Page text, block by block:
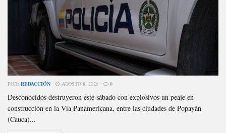
POR: REDACCIÓN AGOSTO 8, 2026 0
Desconocidos destruyeron este sábado con explosivos un peaje en
construcción en la Vía Panamericana, entre las ciudades de Popayán
(Cauca)...